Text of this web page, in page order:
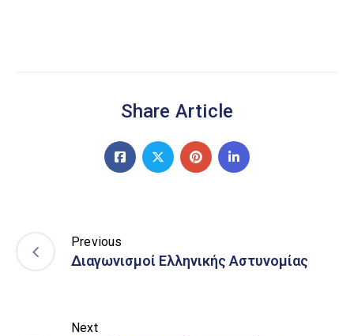
Share Article
Previous
Διαγωνισμοί Ελληνικής Αστυνομίας
Next